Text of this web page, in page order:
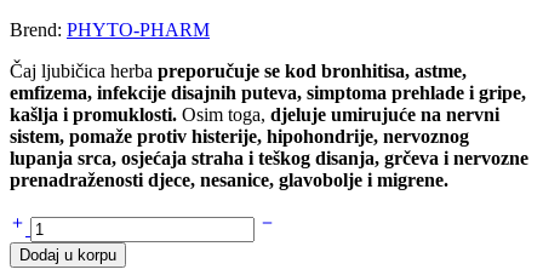
Brend: PHYTO-PHARM
Čaj ljubičica herba preporučuje se kod bronhitisa, astme,
emfizema, infekcije disajnih puteva, simptoma prehlade i gripe,
kašlja i promuklosti. Osim toga, djeluje umirujuće na nervni
sistem, pomaže protiv histerije, hipohondrije, nervoznog
lupanja srca, osjećaja straha i teškog disanja, grčeva i nervozne
prenadraženosti djece, nesanice, glavobolje i migrene.
Čaj
LJUBIČICA
herba
Dodaj u korpu